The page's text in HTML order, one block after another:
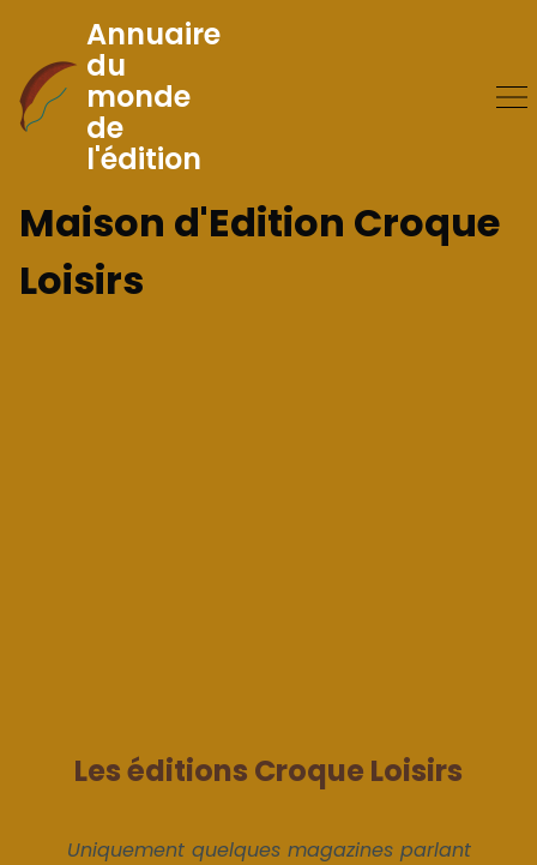
Skip
to
Content
Annuaire
du
monde
de
l'édition
Maison d'Edition Croque
Loisirs
Les éditions Croque Loisirs
Uniquement quelques magazines parlant